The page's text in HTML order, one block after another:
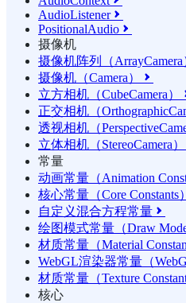
AudioListener
PositionalAudio 
摄像机
摄像机阵列（ArrayCamera
摄像机（Camera） 
立方相机（CubeCamera）
正交相机（
透视相机（
立体相机（StereoCamera）
常量
动画常量（Animation
核心常量（Core Constants）
自定义混合方程常量 
绘图模式常量（Draw Mode
材质常量（Material
WebGL渲染器常量（
材质常量（Texture
核心